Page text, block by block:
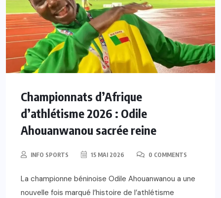
Championnats d’Afrique
d’athlétisme 2026 : Odile
Ahouanwanou sacrée reine
INFO SPORTS 15 MAI 2026 0 COMMENTS
La championne béninoise Odile Ahouanwanou a une
nouvelle fois marqué l’histoire de l’athlétisme